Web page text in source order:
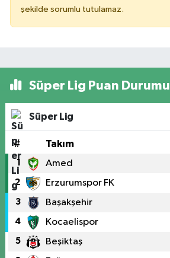
şekilde sorumlu tutulamaz.
Süper Lig Puan Durumu
Süper Lig
# Takım
1 Amed
2 Erzurumspor FK
3 Başakşehir
4 Kocaelispor
5 Beşiktaş